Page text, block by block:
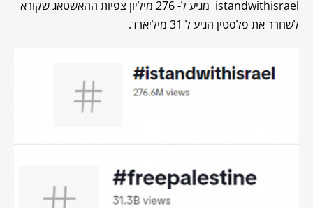
istandwithisrael מגיע ל- 276 מיליון צפיות ההאשטאג שקורא
לשחרר את פלסטין הגיע ל 31 מיליארד.